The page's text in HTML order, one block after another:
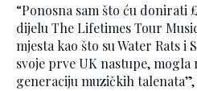
“Ponosna sam što ću donirati
dijelu The Lifetimes Tour
mjesta kao što su Water Rats i
svoje prve UK nastupe,
generaciju muzičkih talenata”,